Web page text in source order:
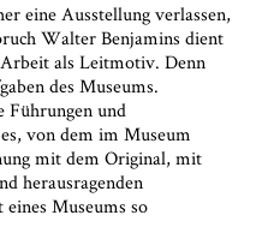
eine Ausstellung verlassen,
Walter Benjamins dient
Arbeit als Leitmotiv. Denn
des Museums.
Führungen und
von dem im Museum
mit dem Original, mit
herausragenden
Museums so